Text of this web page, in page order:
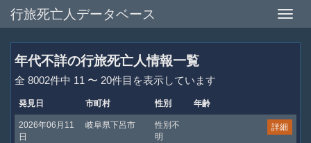
Toggle
行旅死亡人データベース
年代不詳の行旅死亡人情報一覧
全 8002件中 11 〜 20件目を表示しています
発見日 市町村 性別 年齢
2026年06月11
日
岐阜県下呂市
性別不
明
詳細